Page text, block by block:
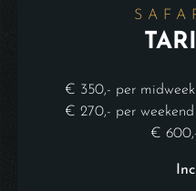
€ 350,- per
€ 270,- per
€